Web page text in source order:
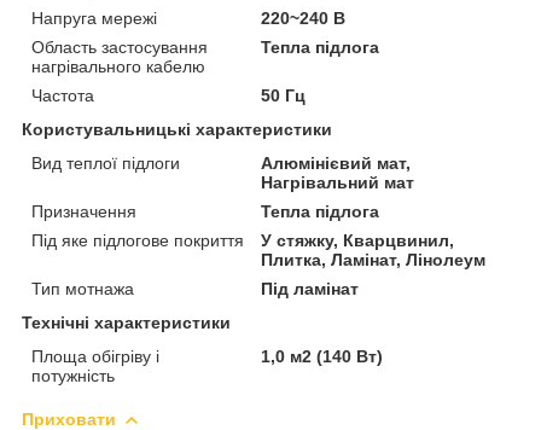
Напруга мережі
220~240 В
Область застосування
нагрівального кабелю
Тепла підлога
Частота
50 Гц
Користувальницькі характеристики
Вид теплої підлоги
Алюмінієвий мат,
Нагрівальний мат
Призначення
Тепла підлога
Під яке підлогове покриття
У стяжку, Кварцвинил,
Плитка, Ламінат, Лінолеум
Тип мотнажа
Під ламінат
Технічні характеристики
Площа обігріву і
потужність
1,0 м2 (140 Вт)
Приховати